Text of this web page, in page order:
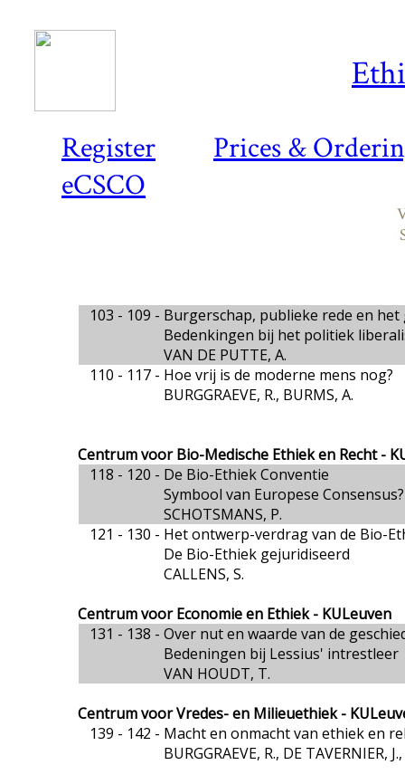
Register
Prices &
eCSCO
103 - 109 - Burgerschap, publieke rede en het
Bedenkingen bij het politiek
VAN DE PUTTE, A.
110 - 117 - Hoe vrij is de moderne mens nog?
BURGGRAEVE, R., BURMS, A.
Centrum voor Bio-Medische Ethiek en Recht -
118 - 120 - De Bio-Ethiek Conventie
Symbool van Europese Consensus?
SCHOTSMANS, P.
121 - 130 - Het ontwerp-verdrag van de Bio-
De Bio-Ethiek gejuridiseerd
CALLENS, S.
Centrum voor Economie en Ethiek - KULeuven
131 - 138 -Over nut en waarde van de
Bedeningen bij Lessius' intrestleer
VAN HOUDT, T.
Centrum voor Vredes- en Milieuethiek -
139 - 142 - Macht en onmacht van ethiek en
BURGGRAEVE, R., DE TAVERNIER,